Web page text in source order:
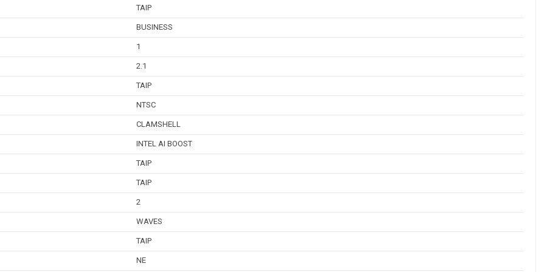
TAIP
BUSINESS
1
2.1
TAIP
NTSC
CLAMSHELL
INTEL AI BOOST
TAIP
TAIP
2
WAVES
TAIP
NE